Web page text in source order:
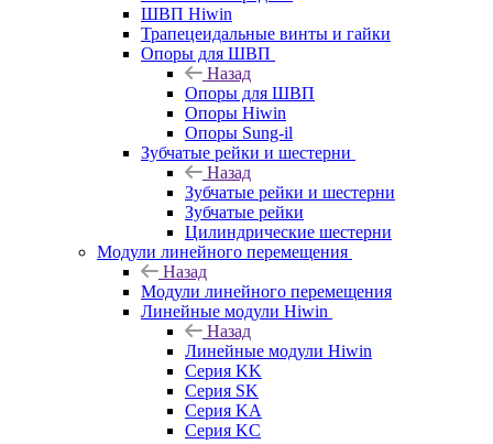
ШВП Hiwin
Трапецеидальные винты и гайки
Опоры для ШВП
Назад
Опоры для ШВП
Опоры Hiwin
Опоры Sung-il
Зубчатые рейки и шестерни
Назад
Зубчатые рейки и шестерни
Зубчатые рейки
Цилиндрические шестерни
Модули линейного перемещения
Назад
Модули линейного перемещения
Линейные модули Hiwin
Назад
Линейные модули Hiwin
Серия KK
Серия SK
Серия KA
Серия KC